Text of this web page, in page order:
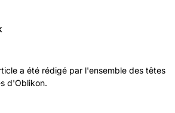
a été rédigé par l'ensemble des têtes
d'Oblikon.